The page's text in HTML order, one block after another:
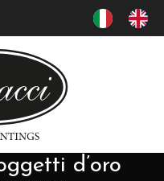
d’oro